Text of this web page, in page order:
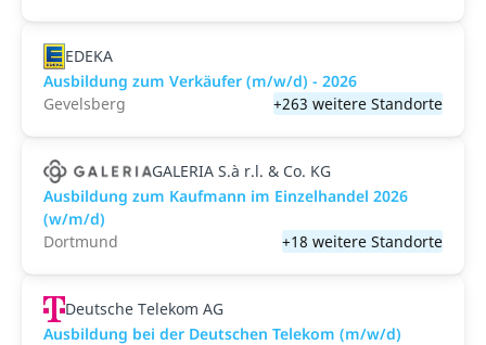
EDEKA
Ausbildung zum Verkäufer (m/w/d) - 2026
Gevelsberg
+263 weitere Standorte
GALERIA S.à r.l. & Co. KG
Ausbildung zum Kaufmann im Einzelhandel 2026
(w/m/d)
Dortmund
+18 weitere Standorte
Deutsche Telekom AG
Ausbildung bei der Deutschen Telekom (m/w/d)